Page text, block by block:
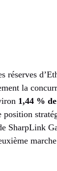
réserves
la
1,44 %
position
SharpLink